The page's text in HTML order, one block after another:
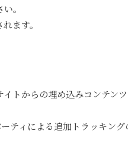
。
ます。
トからの埋め込みコンテン
ティによる追加トラッキン